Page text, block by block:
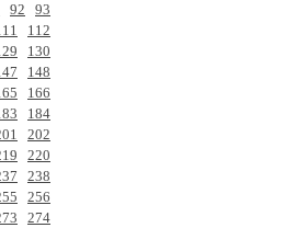
92
93
112
130
148
166
184
202
220
238
256
274